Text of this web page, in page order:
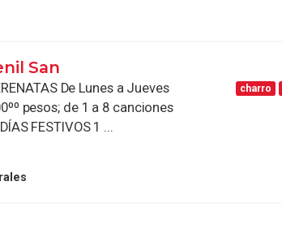
San
De Lunes a Jueves
pesos; de 1 a 8 canciones
FESTIVOS 1 ...
charro